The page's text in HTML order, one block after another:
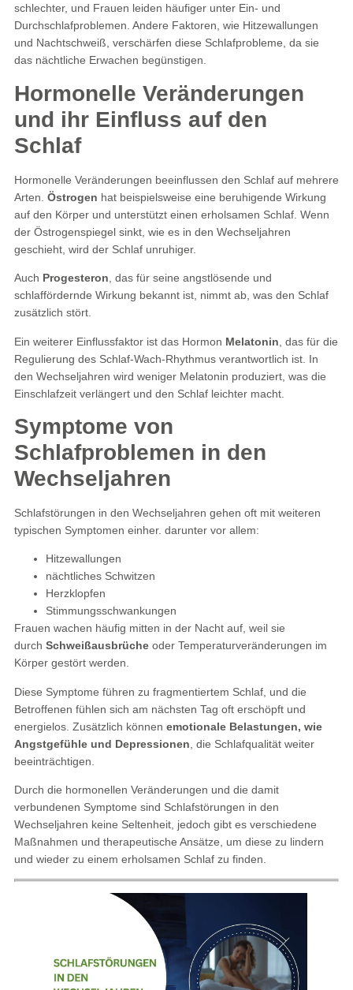
schlechter, und Frauen leiden häufiger unter Ein- und
Durchschlafproblemen. Andere Faktoren, wie Hitzewallungen
und Nachtschweiß, verschärfen diese Schlafprobleme, da sie
das nächtliche Erwachen begünstigen.
Hormonelle Veränderungen
und ihr Einfluss auf den
Schlaf
Hormonelle Veränderungen beeinflussen den Schlaf auf mehrere
Arten. Östrogen hat beispielsweise eine beruhigende Wirkung
auf den Körper und unterstützt einen erholsamen Schlaf. Wenn
der Östrogenspiegel sinkt, wie es in den Wechseljahren
geschieht, wird der Schlaf unruhiger.
Auch Progesteron , das für seine angstlösende und
schlaffördernde Wirkung bekannt ist, nimmt ab, was den Schlaf
zusätzlich stört.
Ein weiterer Einflussfaktor ist das Hormon Melatonin , das für die
Regulierung des Schlaf-Wach-Rhythmus verantwortlich ist. In
den Wechseljahren wird weniger Melatonin produziert, was die
Einschlafzeit verlängert und den Schlaf leichter macht​.
Symptome von
Schlafproblemen in den
Wechseljahren
Schlafstörungen in den Wechseljahren gehen oft mit weiteren
typischen Symptomen einher. darunter vor allem:
Hitzewallungen
nächtliches Schwitzen
Herzklopfen
Stimmungsschwankungen
Frauen wachen häufig mitten in der Nacht auf, weil sie
durch Schweißausbrücheoder Temperaturveränderungen im
Körper gestört werden.
Diese Symptome führen zu fragmentiertem Schlaf, und die
Betroffenen fühlen sich am nächsten Tag oft erschöpft und
energielos. Zusätzlich können emotionale Belastungen, wie
Angstgefühle und Depressionen , die Schlafqualität weiter
beeinträchtigen​.
Durch die hormonellen Veränderungen und die damit
verbundenen Symptome sind Schlafstörungen in den
Wechseljahren keine Seltenheit, jedoch gibt es verschiedene
Maßnahmen und therapeutische Ansätze, um diese zu lindern
und wieder zu einem erholsamen Schlaf zu finden.